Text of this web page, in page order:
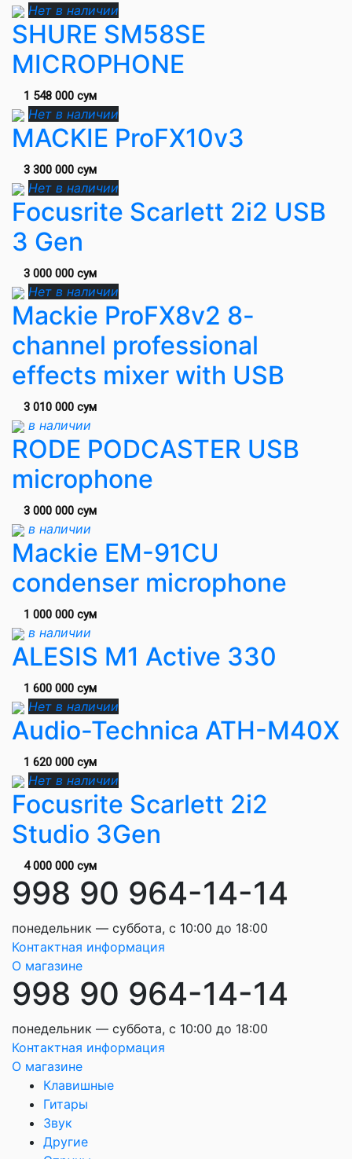
Нет в наличии
SHURE SM58SE
MICROPHONE
1 548 000 сум
Нет в наличии
MACKIE ProFX10v3
3 300 000 сум
Нет в наличии
Focusrite Scarlett 2i2 USB
3 Gen
3 000 000 сум
Нет в наличии
Mackie ProFX8v2 8-
channel professional
effects mixer with USB
3 010 000 сум
в наличии
RODE PODCASTER USB
microphone
3 000 000 сум
в наличии
Mackie EM-91CU
condenser microphone
1 000 000 сум
в наличии
ALESIS M1 Active 330
1 600 000 сум
Нет в наличии
Audio-Technica ATH-M40X
1 620 000 сум
Нет в наличии
Focusrite Scarlett 2i2
Studio 3Gen
4 000 000 сум
998 90 964-14-14
понедельник — суббота, с 10:00 до 18:00
Контактная информация
О магазине
998 90 964-14-14
понедельник — суббота, с 10:00 до 18:00
Контактная информация
О магазине
Клавишные
Гитары
Звук
Другие